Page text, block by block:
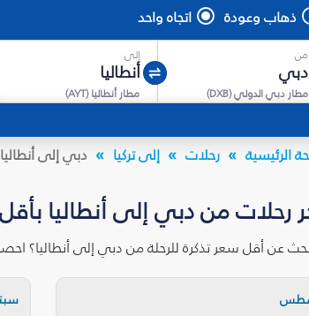
ذهاب وعودة اتجاه واحد
من
مطار دبي الدولي(
DXB
)
إلى
مطار أنطاليا(
AYT
)
الرئيسية رحلات إلى تركيا دبي إلى أنطاليا
رحلات من دبي إلى أنطاليا
عن أقل سعر تذكرة للرحلة من دبي إلى أنطاليا؟